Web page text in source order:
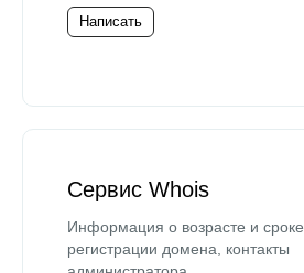
Написать
Сервис Whois
Информация о возрасте и сроке
регистрации домена, контакты